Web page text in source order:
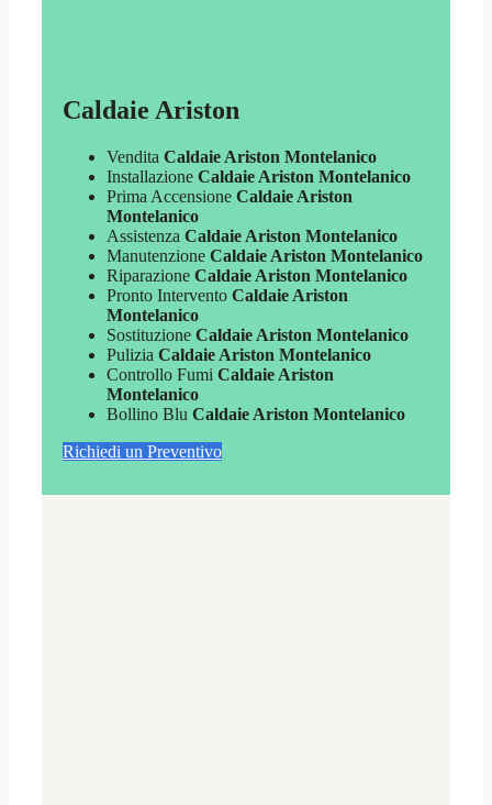
Caldaie Ariston
Vendita Caldaie Ariston Montelanico
Installazione Caldaie Ariston Montelanico
Prima Accensione Caldaie Ariston
Montelanico
Assistenza Caldaie Ariston Montelanico
Manutenzione Caldaie Ariston Montelanico
Riparazione Caldaie Ariston Montelanico
Pronto Intervento Caldaie Ariston
Montelanico
Sostituzione Caldaie Ariston Montelanico
Pulizia Caldaie Ariston Montelanico
Controllo Fumi Caldaie Ariston
Montelanico
Bollino Blu Caldaie Ariston Montelanico
Richiedi un Preventivo